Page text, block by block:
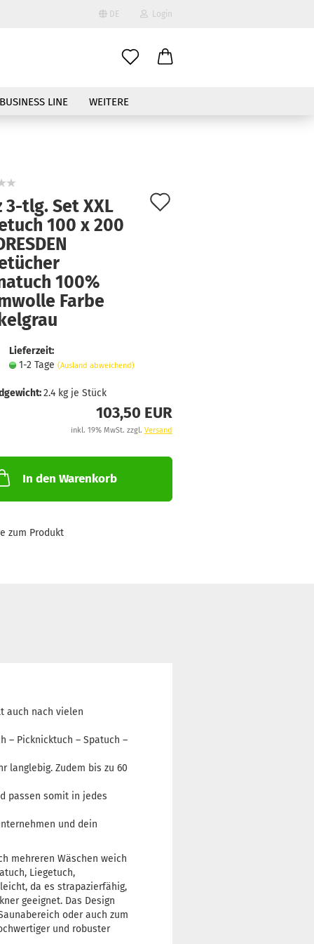
DE Login
erstellen
vergessen?
BUSINESS LINE WEITERE
3-tlg. Set XXL
100 x 200
100%
Farbe
Lieferzeit:
1-2 Tage (Ausland abweichend)
2.4kg je Stück
103,50 EUR
inkl. 19% MwSt. zzgl. Versand
In den Warenkorb
zum Produkt
auch nach vielen
– Picknicktuch – Spatuch –
langlebig. Zudem bis zu 60
passen somit in jedes
und dein
mehreren Wäschen weich
Liegetuch,
da es strapazierfähig,
geeignet. Das Design
oder auch zum
und robuster